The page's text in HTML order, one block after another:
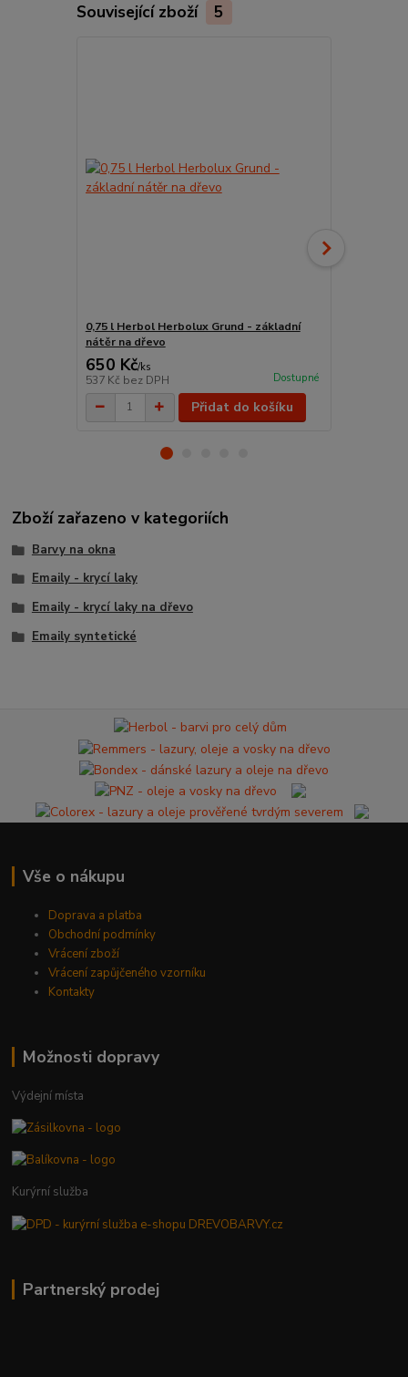
Související zboží 5
0,75 l Herbol Herbolux Grund - základní
nátěr na dřevo
650 Kč/ks
537 Kč bez DPH Dostupné
Přidat do košíku
Zboží zařazeno v kategoriích
Barvy na okna
Emaily - krycí laky
Emaily - krycí laky na dřevo
Emaily syntetické
Vše o nákupu
Doprava a platba
Obchodní podmínky
Vrácení zboží
Vrácení zapůjčeného vzorníku
Kontakty
Možnosti dopravy
Výdejní místa
Kurýrní služba
Partnerský prodej